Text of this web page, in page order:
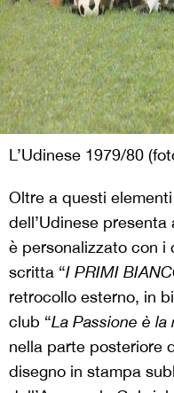
L’Udinese 1979/80
Oltre a questi
dell’Udinese
è personalizzato con i
scritta “I PRIMI
retrocollo esterno, in
club “La Passione è la
nella parte posteriore
disegno in stampa